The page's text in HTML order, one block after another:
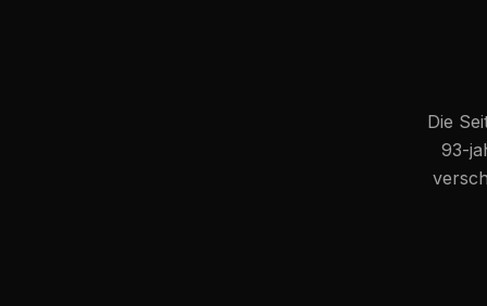
Die
93-